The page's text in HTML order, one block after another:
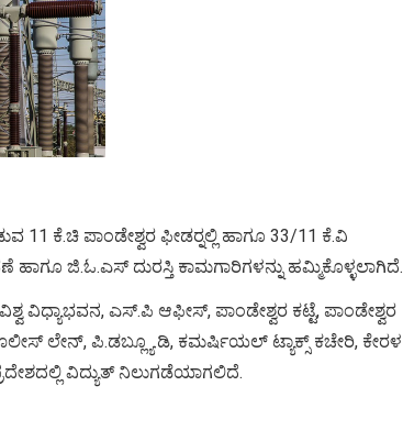
ಕೆ.ಚಿ ಪಾಂಡೇಶ್ವರ ಫೀಡರ್‍ನಲ್ಲಿ ಹಾಗೂ 33/11 ಕೆ.ವಿ
ಜಿ.ಓ.ಎಸ್ ದುರಸ್ತಿ ಕಾಮಗಾರಿಗಳನ್ನು ಹಮ್ಮಿಕೊಳ್ಳಲಾಗಿದೆ.
ವಿಧ್ಯಾಭವನ, ಎಸ್.ಪಿ ಆಫೀಸ್, ಪಾಂಡೇಶ್ವರ ಕಟ್ಟೆ, ಪಾಂಡೇಶ್ವರ
ಲೇನ್, ಪಿ.ಡಬ್ಲ್ಯೂ.ಡಿ, ಕಮರ್ಷಿಯಲ್ ಟ್ಯಾಕ್ಸ್ ಕಚೇರಿ, ಕೇರಳ
ವಿದ್ಯುತ್ ನಿಲುಗಡೆಯಾಗಲಿದೆ.